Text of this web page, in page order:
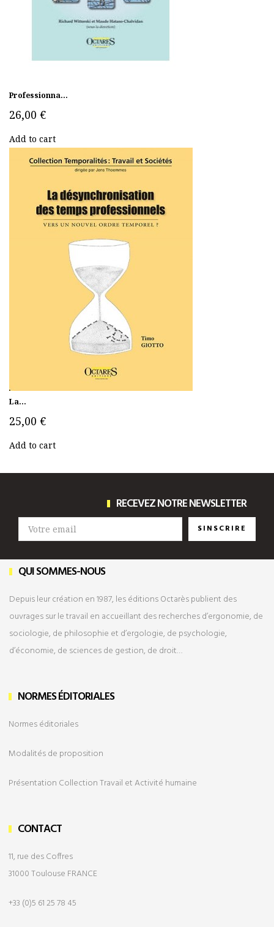
Professionna...
26,00 €
Add to cart
La...
25,00 €
Add to cart
RECEVEZ NOTRE NEWSLETTER
SINSCRIRE
QUI SOMMES-NOUS
Depuis leur création en 1987, les éditions Octarès publient des
ouvrages sur le travail en accueillant des recherches d’ergonomie, de
sociologie, de philosophie et d’ergologie, de psychologie,
d’économie, de sciences de gestion, de droit…
NORMES ÉDITORIALES
Normes éditoriales
Modalités de proposition
Présentation Collection Travail et Activité humaine
CONTACT
11, rue des Coffres
31000 Toulouse FRANCE
+33 (0)5 61 25 78 45